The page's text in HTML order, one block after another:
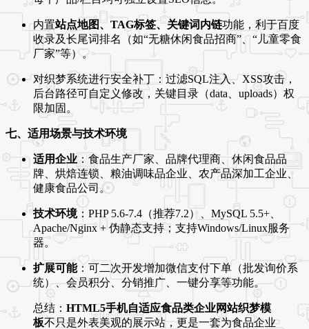
内置站点地图、TAG标签、关键词内链功能，利于百度
收录及长尾词排名（如“无糖休闲食品招商”、“儿童零食
厂家”等）。
对织梦系统进行安全补丁：过滤SQL注入、XSS攻击，
后台路径可自定义修改，关键目录（data、uploads）权
限加固。
七、适用场景与技术环境
适用企业 ：食品生产厂家、品牌代理商、休闲食品品
牌、烘焙连锁、粮油调味品企业、农产品深加工企业、
健康食品公司。
技术环境：PHP 5.6-7.4（推荐7.2）、MySQL 5.5+、
Apache/Nginx + 伪静态支持；支持Windows/Linux服务
器。
扩展可能：可二次开发增加微信支付下单（批发询价系
统）、会员积分、分销推广、一键分享等功能。
总结： HTML5手机自适应食品类企业网站织梦模
板不只是外表美观的展示站，更是一套为食品企业